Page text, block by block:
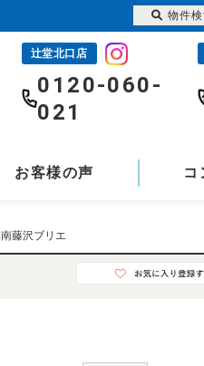
辻堂北口店
0120-060-
021
お客様の声 コ
藤沢ブリエ
物件